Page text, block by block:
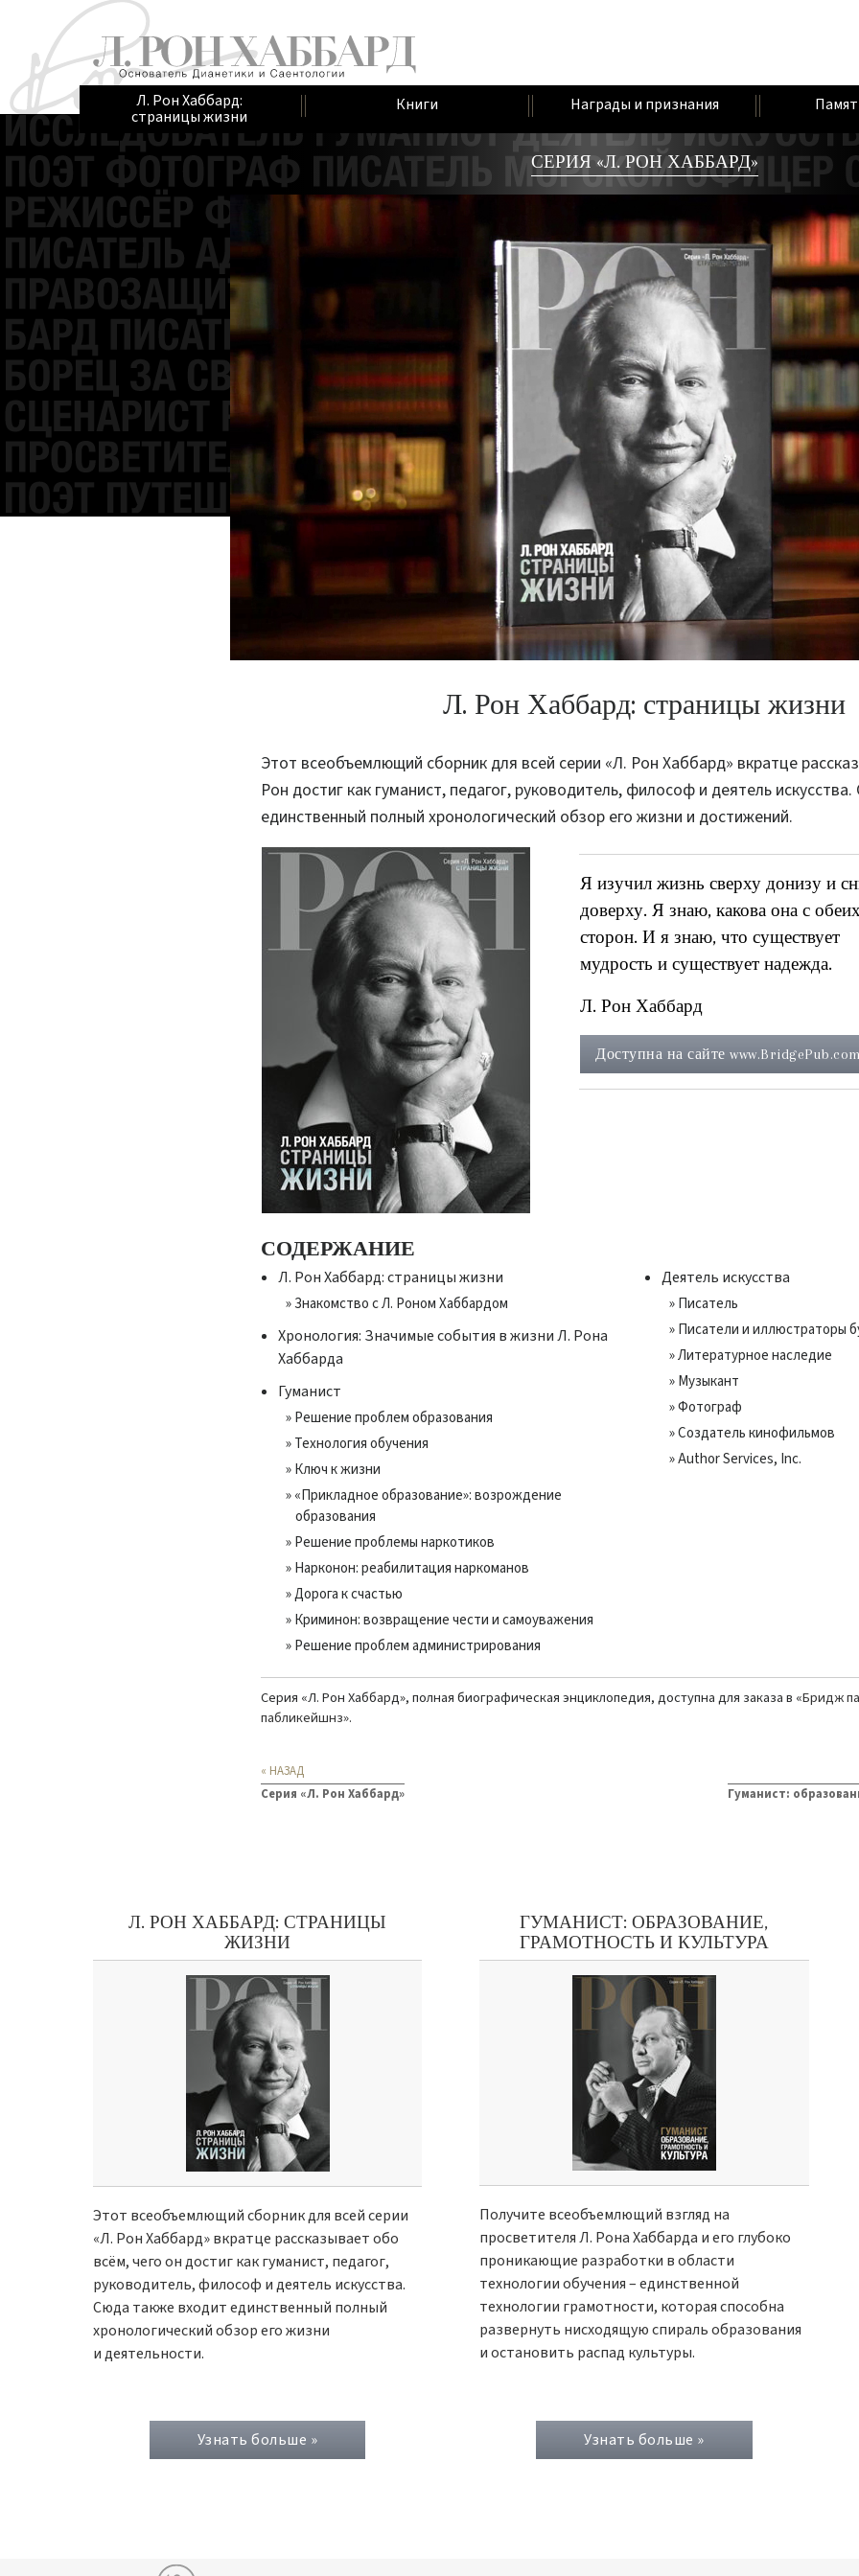
Л. Рон Хаббард:
страницы жизни
Книги Награды и признания
СЕРИЯ «Л. РОН ХАББАРД»
Л. Рон Хаббард: страницы жизни
Этот всеобъемлющий сборник для всей серии «Л. Рон Хаббард» вкратце
Рон достиг как гуманист, педагог, руководитель, философ и деятель искусства.
единственный полный хронологический обзор его жизни и достижений.
Я изучил жизнь сверху донизу и
доверху. Я знаю, какова она с обеих
сторон. И я знаю, что существует
мудрость и существует надежда.
Л. Рон Хаббард
Доступна на сайте
СОДЕРЖАНИЕ
Л. Рон Хаббард: страницы жизни
» Знакомство с Л. Роном Хаббардом
Хронология: Значимые события в жизни Л. Рона
Хаббарда
Гуманист
» Решение проблем образования
» Технология обучения
» Ключ к жизни
» «Прикладное образование»: возрождение
образования
» Решение проблемы наркотиков
» Нарконон: реабилитация наркоманов
» Дорога к счастью
» Криминон: возвращение чести и самоуважения
» Решение проблем администрирования
Деятель искусства
» Писатель
» Писатели и иллюстраторы
» Литературное наследие
» Музыкант
» Фотограф
» Создатель кинофильмов
» Author Services, Inc.
Серия «Л. Рон Хаббард», полная биографическая энциклопедия, доступна для заказа в «Бридж
пабликейшнз».
« НАЗАД
Серия «Л. Рон Хаббард»
Гуманист:
Л. РОН ХАББАРД: СТРАНИЦЫ
ЖИЗНИ
Этот всеобъемлющий сборник для всей серии
«Л. Рон Хаббард» вкратце рассказывает обо
всём, чего он достиг как гуманист, педагог,
руководитель, философ и деятель искусства.
Сюда также входит единственный полный
хронологический обзор его жизни
и деятельности.
Узнать больше »
ГУМАНИСТ: ОБРАЗОВАНИЕ,
ГРАМОТНОСТЬ И КУЛЬТУРА
Получите всеобъемлющий взгляд на
просветителя Л. Рона Хаббарда и его глубоко
проникающие разработки в области
технологии обучения – единственной
технологии грамотности, которая способна
развернуть нисходящую спираль образования
и остановить распад культуры.
Узнать больше »